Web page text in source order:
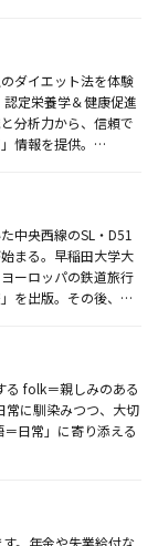
ダイエット法を体験
定栄養学＆健康促進
分析力から、信頼で
情報を提供。
中央西線のSL・D51
まる。早稲田大学大
ーロッパの鉄道旅行
を出版。その後、守
日常」に寄り添える
。年金や失業給付な